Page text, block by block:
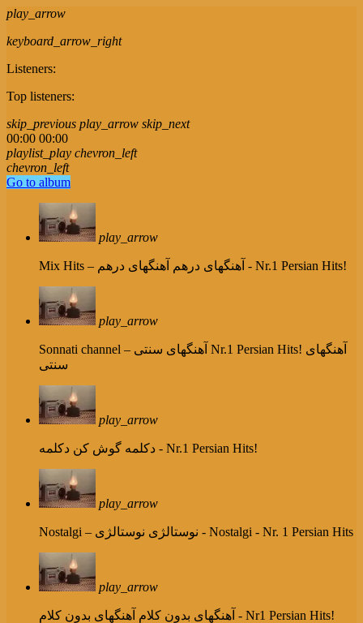
play_arrow
keyboard_arrow_right
Listeners:
Top listeners:
skip_previous play_arrow skip_next
00:00 00:00
playlist_play chevron_left
chevron_left
Go to album
play_arrow
Mix Hits – آهنگهای درهم آهنگهای درهم - Nr.1 Persian Hits!
play_arrow
Sonnati channel – آهنگهای سنتی Nr.1 Persian Hits! آهنگهای
سنتی
play_arrow
دکلمه گوش کن دکلمه - Nr.1 Persian Hits!
play_arrow
Nostalgi – نوستالژی نوستالژی - Nostalgi - Nr. 1 Persian Hits
play_arrow
آهنگهای بدون کلام آهنگهای بدون کلام - Nr1 Persian Hits!